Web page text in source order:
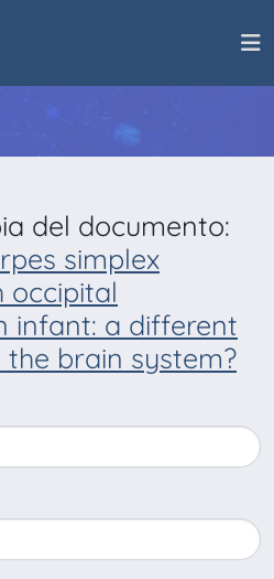
del documento:
simplex
occipital
infant: a different
brain system?